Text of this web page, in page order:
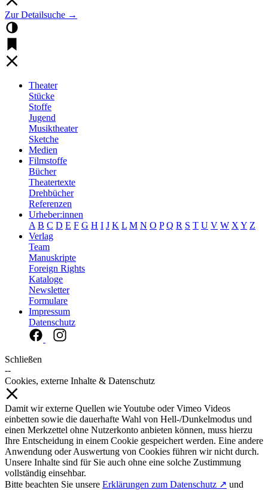
Zur Detailsuche →
Theater
Stücke
Stoffe
Jugend
Musiktheater
Sketche
Medien
Filmstoffe
Bücher
Theatertexte
Drehbücher
Referenzen
Urheber:innen
A B C D E F G H I J K L M N O P Q R S T U V W X Y Z
Verlag
Team
Manuskripte
Foreign Rights
Kataloge
Newsletter
Formulare
Impressum
Datenschutz
Schließen
--
Cookies, externe Inhalte & Datenschutz
Damit wir externe Quellen wie Youtube oder Vimeo Videos
einbetten sowie die dauerhafte Wahl von Hell-/Dunkelmodus und
einen Merkzettel ohne Nutzerkonto anbieten können, muss hierzu
Ihre Entscheidung in einem Cookie gespeichert werden. Eine andere
Anwendung oder Auswertung von Cookies führen wir nicht durch.
Unsere Inhalte sind für Sie auch ohne eine solche Zustimmung
vollständig einsehbar.
Bitte beachten Sie unsere Erklärungen zum Datenschutz ↗ und